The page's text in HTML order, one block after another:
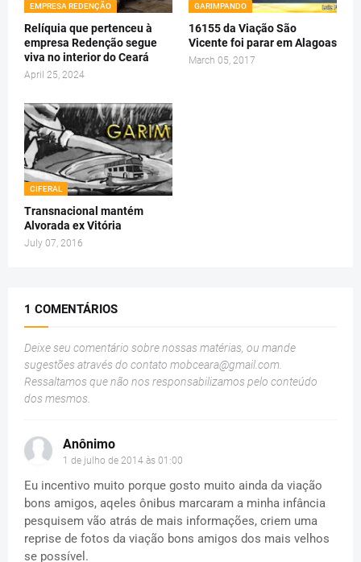
EMPRESA REDENÇÃO
Relíquia que pertenceu à
empresa Redenção segue
viva no interior do Ceará
April 25, 2024
GARIMPANDO
16155 da Viação São
Vicente foi parar em Alagoas
March 05, 2017
CIFERAL
Transnacional mantém
Alvorada ex Vitória
July 07, 2016
1 COMENTÁRIOS
Deixe seu comentário sobre nossas matérias, ou mande
sugestões através do contato mobceara@gmail.com
Ressaltamos que não nos responsabilizamos pelo conteúdo
dos mesmos.
Anônimo
1 de julho de 2014 às 01:00
Eu incentivo muito porque gosto muito ainda da viação
bons amigos, aqeles ônibus marcaram a minha infância
pesquisem vão atrás de mais informações, criem uma
reprise de fotos da viação bons amigos dos mais velhos
se possível.